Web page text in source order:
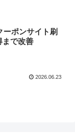
ーポンサイト刷
まで改善
2026.06.23